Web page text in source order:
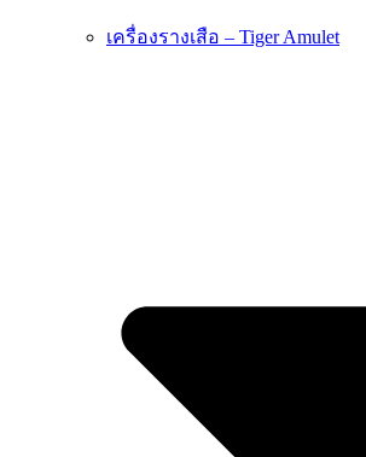
เครื่องรางเสือ – Tiger Amulet